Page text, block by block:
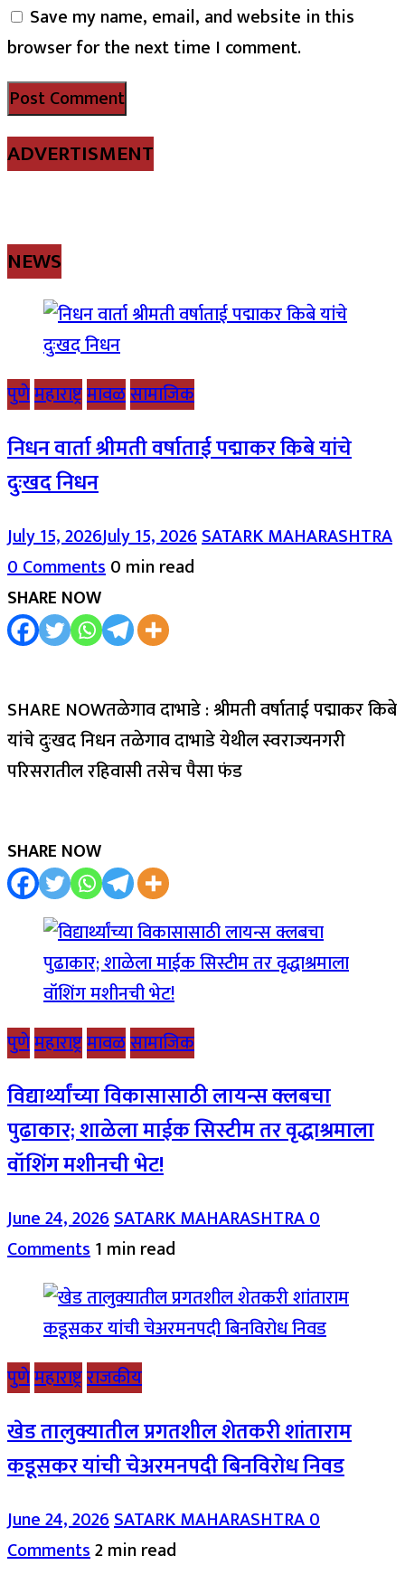
Save my name, email, and website in this
browser for the next time I comment.
ADVERTISMENT
NEWS
पुणेमहाराष्ट्रमावळसामाजिक
निधन वार्ता श्रीमती वर्षाताई पद्माकर किबे यांचे
दुःखद निधन
July 15, 2026July 15, 2026SATARK MAHARASHTRA
0 Comments0 min read
SHARE NOW
SHARE NOWतळेगाव दाभाडे : श्रीमती वर्षाताई पद्माकर किबे
यांचे दुःखद निधन तळेगाव दाभाडे येथील स्वराज्यनगरी
परिसरातील रहिवासी तसेच पैसा फंड
SHARE NOW
पुणेमहाराष्ट्रमावळसामाजिक
विद्यार्थ्यांच्या विकासासाठी लायन्स क्लबचा
पुढाकार; शाळेला माईक सिस्टीम तर वृद्धाश्रमाला
वॉशिंग मशीनची भेट!
June 24, 2026SATARK MAHARASHTRA0
Comments1 min read
पुणेमहाराष्ट्रराजकीय
खेड तालुक्यातील प्रगतशील शेतकरी शांताराम
कडूसकर यांची चेअरमनपदी बिनविरोध निवड
June 24, 2026SATARK MAHARASHTRA0
Comments2 min read